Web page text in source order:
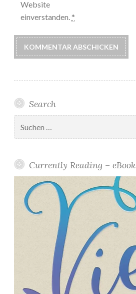
Website
einverstanden. *
Search
nach:
Currently Reading – eBook